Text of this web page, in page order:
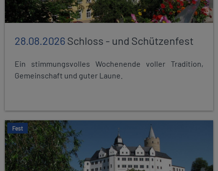
28.08.2026Schloss - und Schützenfest
Ein stimmungsvolles Wochenende voller Tradition,
Gemeinschaft und guter Laune.
Fest